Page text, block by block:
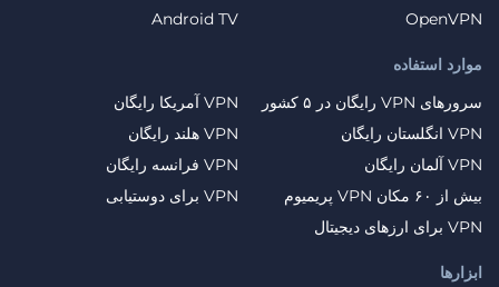
OpenVPN
Android TV
موارد استفاده
سرورهای VPN رایگان در ۵ کشور
VPN آمریکا رایگان
VPN انگلستان رایگان
VPN هلند رایگان
VPN آلمان رایگان
VPN فرانسه رایگان
بیش از ۶۰ مکان VPN پریمیوم
VPN برای دوستیابی
VPN برای ارزهای دیجیتال
ابزارها